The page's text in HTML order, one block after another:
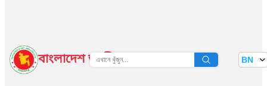
বাংলাদেশ জাতীয় তথ্য বাতায়ন BN